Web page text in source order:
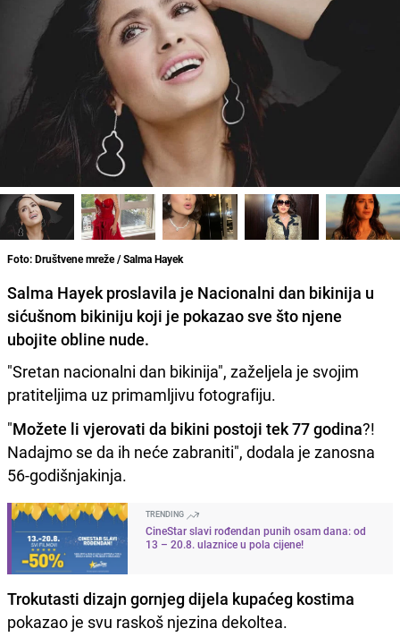
Foto: Društvene mreže / Salma Hayek
Salma Hayek proslavila je Nacionalni dan bikinija u
sićušnom bikiniju koji je pokazao sve što njene
ubojite obline nude.
"Sretan nacionalni dan bikinija", zaželjela je svojim
pratiteljima uz primamljivu fotografiju.
"Možete li vjerovati da bikini postoji tek 77 godina?!
Nadajmo se da ih neće zabraniti", dodala je zanosna
56-godišnjakinja.
TRENDING
CineStar slavi rođendan punih osam dana: od
13 – 20.8. ulaznice u pola cijene!
Trokutasti dizajn gornjeg dijela kupaćeg kostima
pokazao je svu raskoš njezina dekoltea.